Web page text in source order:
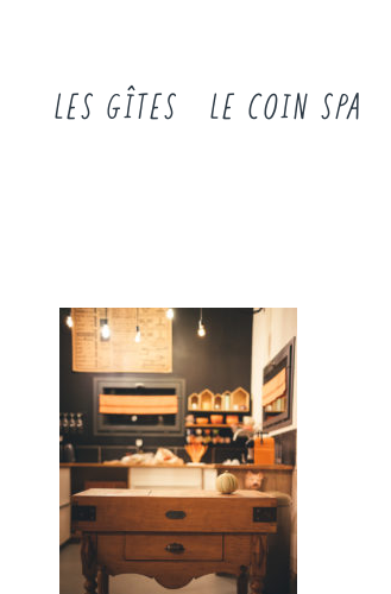
LES GÎTES LE COIN SPA